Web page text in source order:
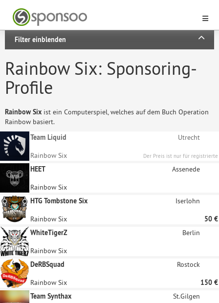
Filter einblenden
Rainbow Six: Sponsoring-
Profile
Rainbow Six ist ein Computerspiel, welches auf dem Buch Operation
Rainbow basiert.
Team Liquid
Utrecht
Rainbow Six
Der Preis ist nur für registrierte
Unternehmen sichtbar
HEET Assenede
Rainbow Six
HTG Tombstone Six
Iserlohn
Rainbow Six
50 €
WhiteTigerZ
Berlin
Rainbow Six
DeRBSquad
Rostock
Rainbow Six
150 €
Team Synthax
St.Gilgen